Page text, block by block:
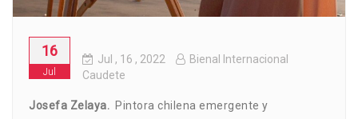
16
Jul
Jul , 16 , 2022
Bienal Internacional
Caudete
Josefa Zelaya. Pintora chilena emergente y